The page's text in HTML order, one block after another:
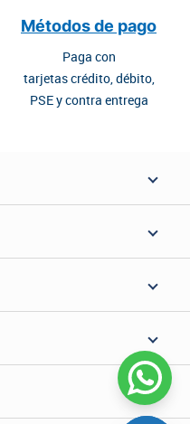
Métodos de pago
Paga con
tarjetas crédito, débito,
PSE y contra entrega